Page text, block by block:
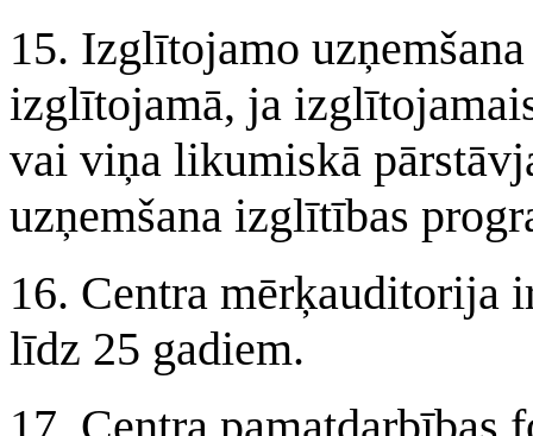
15. Izglītojamo
izglītojamā, ja
vai viņa likumiskā
uzņemšana izglītības
16. Centra mērķauditorija
līdz 25 gadiem.